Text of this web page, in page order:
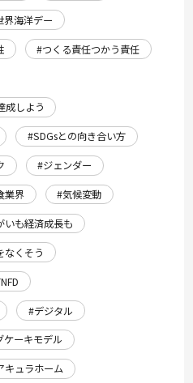
界海洋デー
#つくる責任つかう責任
成しよう
#SDGsとの向き合い方
#ジェンダー
業界
#気候変動
いも経済成長も
なくそう
#デジタル
ケーキモデル
キュラホーム